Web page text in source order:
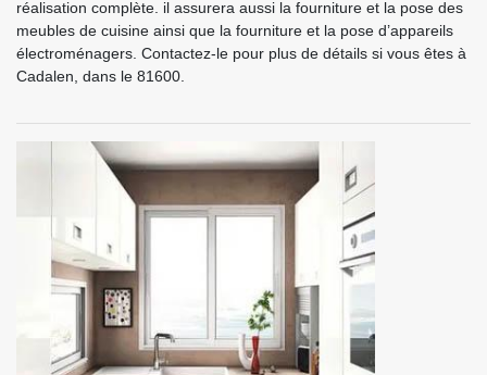
réalisation complète. il assurera aussi la fourniture et la pose des
meubles de cuisine ainsi que la fourniture et la pose d’appareils
électroménagers. Contactez-le pour plus de détails si vous êtes à
Cadalen, dans le 81600.